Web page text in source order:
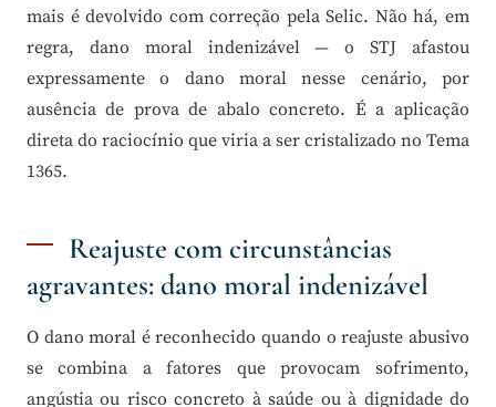
mais é devolvido com correção pela Selic. Não há, em
regra, dano moral indenizável — o STJ afastou
expressamente o dano moral nesse cenário, por
ausência de prova de abalo concreto. É a aplicação
direta do raciocínio que viria a ser cristalizado no Tema
1365.
Reajuste com circunstâncias
agravantes: dano moral indenizável
O dano moral é reconhecido quando o reajuste abusivo
se combina a fatores que provocam sofrimento,
angústia ou risco concreto à saúde ou à dignidade do